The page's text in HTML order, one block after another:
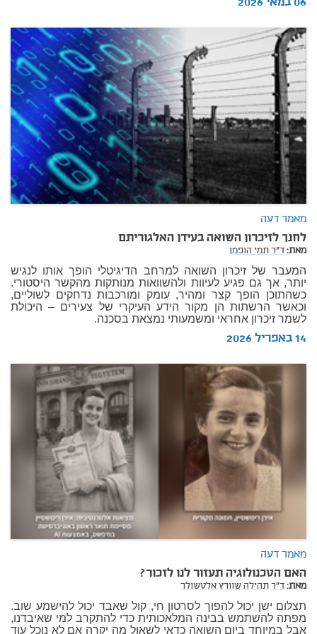
מאמר דעה
לחנך לזיכרון השואה בעידן האלגוריתם
מאת:ד"ר תמי הופמן
המעבר של זיכרון השואה למרחב הדיגיטלי הופך אותו לנגיש
יותר, אך גם פגיע לעיוות ולהשוואות מנותקות מהקשר היסטורי.
כשהתוכן הופך קצר ומהיר, עומק ומורכבות נדחקים לשוליים,
וכאשר הרשתות הן מקור הידע העיקרי של צעירים – היכולת
לשמר זיכרון אחראי ומשמעותי נמצאת בסכנה.
14 באפריל 2026
מאמר דעה
האם הטכנולוגיה תעזור לנו לזכור?
מאת:ד"ר תהילה שוורץ אלטשולר
תצלום ישן יכול להפוך לסרטון חי, קול שאבד יכול להישמע שוב.
מפתה להשתמש בבינה המלאכותית כדי להתקרב למי שאיבדנו,
אבל במיוחד ביום השואה כדאי לשאול מה יקרה אם לא נוכל עוד